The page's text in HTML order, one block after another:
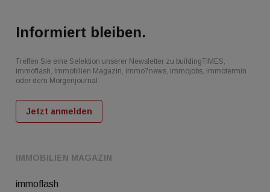
IMMOBILIEN MAGAZIN
immoflash
Informiert bleiben.
Treffen Sie eine Selektion unserer Newsletter zu buildingTIMES,
immoflash, Immobilien Magazin, immo7news, immojobs, immotermin
oder dem Morgenjournal
Jetzt anmelden